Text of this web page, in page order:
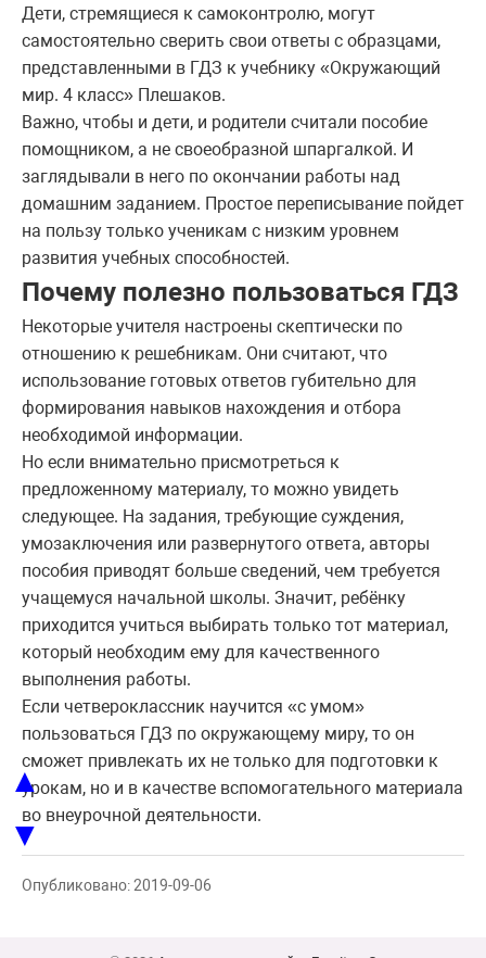
Дети, стремящиеся к самоконтролю, могут
самостоятельно сверить свои ответы с образцами,
представленными в ГДЗ к учебнику «Окружающий
мир. 4 класс» Плешаков.
Важно, чтобы и дети, и родители считали пособие
помощником, а не своеобразной шпаргалкой. И
заглядывали в него по окончании работы над
домашним заданием. Простое переписывание пойдет
на пользу только ученикам с низким уровнем
развития учебных способностей.
Почему полезно пользоваться ГДЗ
Некоторые учителя настроены скептически по
отношению к решебникам. Они считают, что
использование готовых ответов губительно для
формирования навыков нахождения и отбора
необходимой информации.
Но если внимательно присмотреться к
предложенному материалу, то можно увидеть
следующее. На задания, требующие суждения,
умозаключения или развернутого ответа, авторы
пособия приводят больше сведений, чем требуется
учащемуся начальной школы. Значит, ребёнку
приходится учиться выбирать только тот материал,
который необходим ему для качественного
выполнения работы.
Если четвероклассник научится «с умом»
пользоваться ГДЗ по окружающему миру, то он
сможет привлекать их не только для подготовки к
урокам, но и в качестве вспомогательного материала
во внеурочной деятельности.
Опубликовано: 2019-09-06
▲
▼